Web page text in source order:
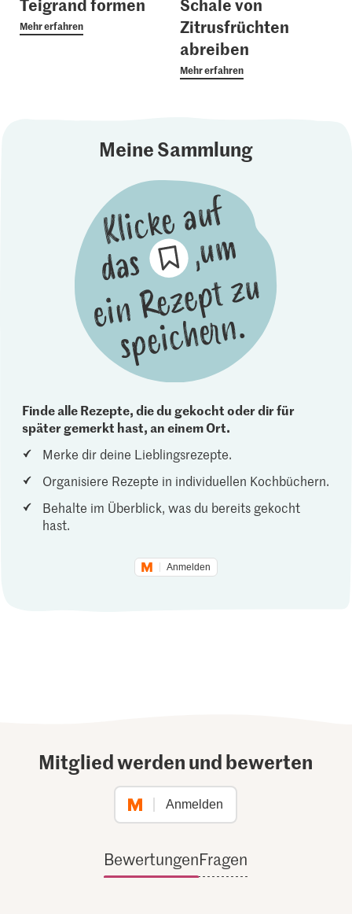
Mehr erfahren
Zitrusfrüchten
abreiben
Mehr erfahren
Meine Sammlung
Finde alle Rezepte, die du gekocht oder dir für
später gemerkt hast, an einem Ort.
Merke dir deine Lieblingsrezepte.
Organisiere Rezepte in individuellen Kochbüchern.
Behalte im Überblick, was du bereits gekocht
hast.
Anmelden
Mitglied werden und bewerten
Anmelden
BewertungenFragen